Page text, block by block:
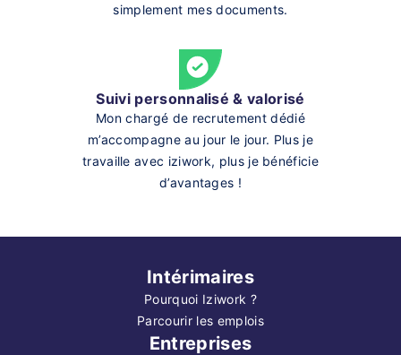
simplement mes documents.
Suivi personnalisé & valorisé
Mon chargé de recrutement dédié
m’accompagne au jour le jour. Plus je
travaille avec iziwork, plus je bénéficie
d’avantages !
Intérimaires
Pourquoi Iziwork ?
Parcourir les emplois
Entreprises